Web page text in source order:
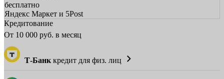
бесплатно
Яндекс Маркет и 5Post
Кредитование
От 10 000 руб. в месяц
Т-Банк кредит для физ. лиц